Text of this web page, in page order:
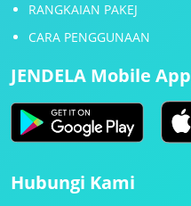
RANGKAIAN PAKEJ
CARA PENGGUNAAN
JENDELA Mobile App
Hubungi Kami